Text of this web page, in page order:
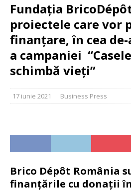
Fundația
proiectele care vor
finanţare, ȋn cea
a campaniei
schimbă vieţi”
17 iunie 2021 Business Press
Brico Dépôt România
finanţările cu donaţiiȋ